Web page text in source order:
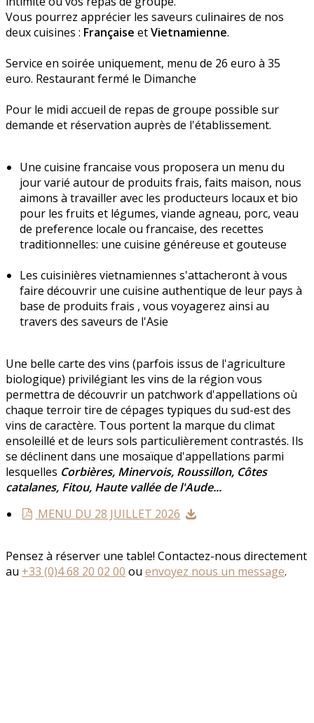
Vous pourrez apprécier les saveurs culinaires de nos
deux cuisines : Française etVietnamienne.
Service en soirée uniquement, menu de 26 euro à 35
euro. Restaurant fermé le Dimanche
Pour le midi accueil de repas de groupe possible sur
demande et réservation auprès de l'établissement.
Une cuisine francaise vous proposera un menu du
jour varié autour de produits frais, faits maison, nous
aimons à travailler avec les producteurs locaux et bio
pour les fruits et légumes, viande agneau, porc, veau
de preference locale ou francaise, des recettes
traditionnelles: une cuisine généreuse et gouteuse
Les cuisinières vietnamiennes s'attacheront à vous
faire découvrir une cuisine authentique de leur pays à
base de produits frais , vous voyagerez ainsi au
travers des saveurs de l'Asie
Une belle carte des vins (parfois issus de l'agriculture
biologique) privilégiant les vins de la région vous
permettra de découvrir un patchwork d'appellations où
chaque terroir tire de cépages typiques du sud-est des
vins de caractère. Tous portent la marque du climat
ensoleillé et de leurs sols particulièrement contrastés. Ils
se déclinent dans une mosaïque d'appellations parmi
lesquelles Corbières, Minervois, Roussillon, Côtes
catalanes, Fitou, Haute vallée de l'Aude...
MENU DU 28 JUILLET 2026
Pensez à réserver une table! Contactez-nous directement
au +33 (0)4 68 20 02 00 ou envoyez nous un message.